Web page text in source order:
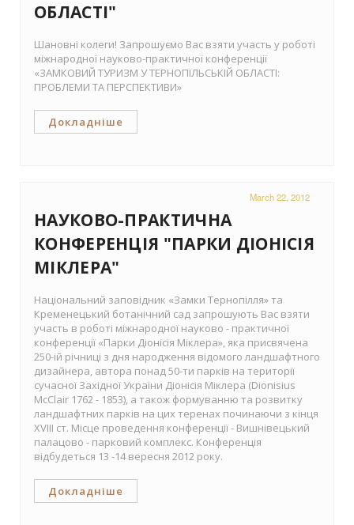
ОБЛАСТІ"
Шановні колеги! Запрошуємо Вас взяти участь у роботі
міжнародної науково-практичної конференції
«ЗАМКОВИЙ ТУРИЗМ У ТЕРНОПІЛЬСЬКІЙ ОБЛАСТІ:
ПРОБЛЕМИ ТА ПЕРСПЕКТИВИ»
Докладніше
March 22, 2012
НАУКОВО-ПРАКТИЧНА
КОНФЕРЕНЦІЯ "ПАРКИ ДІОНІСІЯ
МІКЛЕРА"
Національний заповідник «Замки Тернопілля» та
Кременецький ботанічний сад запрошують Вас взяти
участь в роботі міжнародної науково - практичної
конференції «Парки Діонісія Міклера», яка присвячена
250-ій річниці з дня народження відомого ландшафтного
дизайнера, автора понад 50-ти парків на території
сучасної Західної України Діонісія Міклера (Dionisius
McClair 1762 - 1853), а також формуванню та розвитку
ландшафтних парків на цих теренах починаючи з кінця
XVIII ст. Місце проведення конференції - Вишнівецький
палацово - парковий комплекс. Конференція
відбудеться 13 -14 вересня 2012 року.
Докладніше